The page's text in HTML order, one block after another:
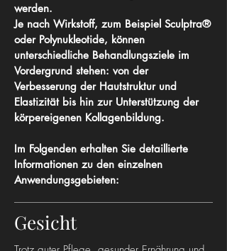
werden.
Je nach Wirkstoff, zum Beispiel Sculptra®
oder Polynukleotide, können
unterschiedliche Behandlungsziele im
Vordergrund stehen: von der
Verbesserung der Hautstruktur und
Elastizität bis hin zur Unterstützung der
körpereigenen Kollagenbildung.
Im Folgenden erhalten Sie detaillierte
Informationen zu den einzelnen
Anwendungsgebieten:
Gesicht